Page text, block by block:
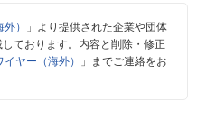
）
」より提供された企業や団体
ております。内容と削除・修正
ヤー（海外）
」までご連絡をお